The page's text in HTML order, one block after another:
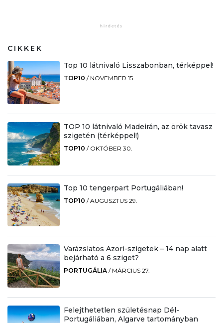
CIKKEK
Top 10 látnivaló Lisszabonban, térképpel!
TOP10 / NOVEMBER 15.
TOP 10 látnivaló Madeirán, az örök tavasz
szigetén (térképpel!)
TOP10 / OKTÓBER 30.
Top 10 tengerpart Portugáliában!
TOP10 /AUGUSZTUS 29.
Varázslatos Azori-szigetek – 14 nap alatt
bejárható a 6 sziget?
PORTUGÁLIA / MÁRCIUS 27.
Felejthetetlen születésnap Dél-
Portugáliában, Algarve tartományban